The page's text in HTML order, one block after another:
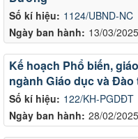
Số kí hiệu: 1124/UBND-NC
Ngày ban hành: 13/03/2025
Số kí hiệu: 122/KH-PGDĐT
Ngày ban hành: 28/02/2025
Kế hoạch Phổ biến,
ngành Giáo dục và